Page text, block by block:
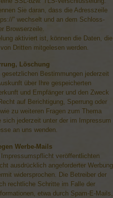
Sie daran, dass die Adresszeile
” wechselt und an dem Schloss-
Browserzeile.
aktiviert ist, können die Daten, die
Dritten mitgelesen werden.
Löschung
Bestimmungen jederzeit
über Ihre gespeicherten
und Empfänger und den Zweck
auf Berichtigung, Sperrung oder
zu weiteren Fragen zum Thema
sich jederzeit unter der im Impressum
an uns wenden.
Werbe-Mails
veröffentlichten
ausdrücklich angeforderter Werbung
widersprochen. Die Betreiber der
rechtliche Schritte im Falle der
etwa durch Spam-E-Mails,